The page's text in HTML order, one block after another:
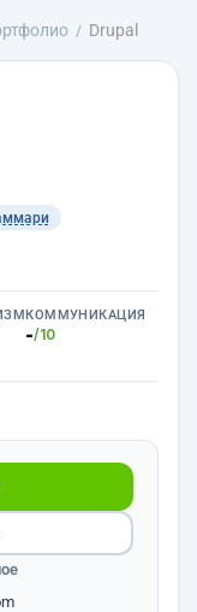
Drupal
КОММУНИКАЦИЯ
-/10